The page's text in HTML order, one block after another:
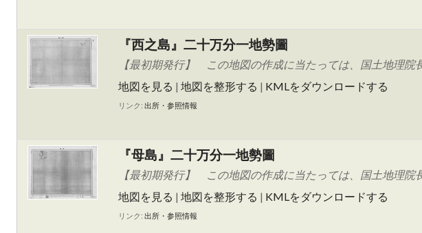
『西之島』二十万分一地勢圖
【最初期発行】 この地図の作成に当たっては、国土地理
地図を見る | 地図を整形する | KMLをダウンロードする
リンク: 出所・参照情報
『母島』二十万分一地勢圖
【最初期発行】 この地図の作成に当たっては、国土地理
地図を見る | 地図を整形する | KMLをダウンロードする
リンク: 出所・参照情報